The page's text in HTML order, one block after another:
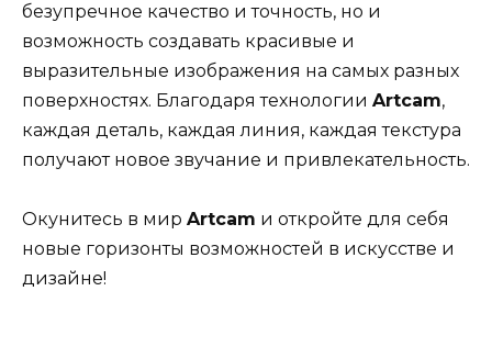
безупречное качество и точность, но и
возможность создавать красивые и
выразительные изображения на самых разных
поверхностях. Благодаря технологии Artcam,
каждая деталь, каждая линия, каждая текстура
получают новое звучание и привлекательность.
Окунитесь в мир Artcam и откройте для себя
новые горизонты возможностей в искусстве и
дизайне!